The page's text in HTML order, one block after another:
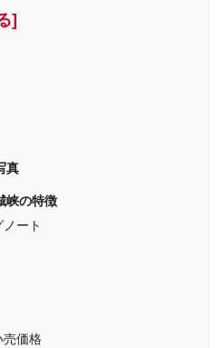
真
峡の特徴
ート
売価格